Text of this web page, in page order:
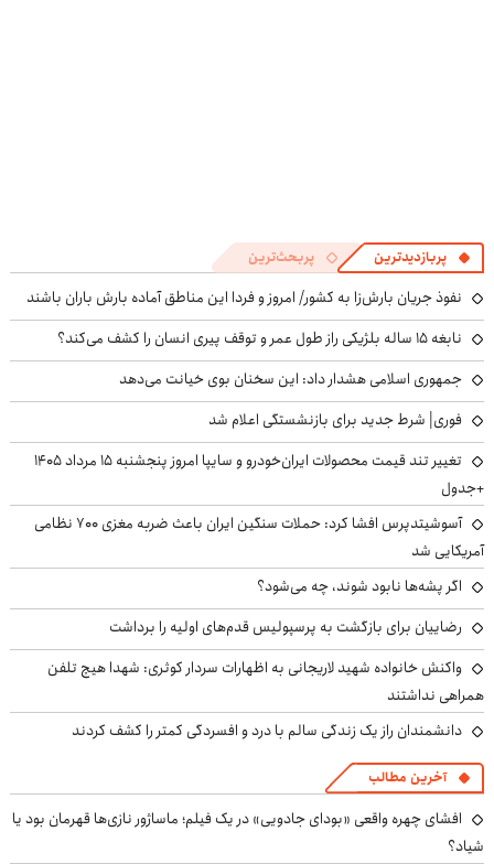
پربازدیدترین پربحث‌ترین
نفوذ جریان بارش‌زا به کشور/ امروز و فردا این مناطق آماده بارش باران باشند
نابغه ۱۵ ساله بلژیکی راز طول عمر و توقف پیری انسان را کشف می‌کند؟
جمهوری اسلامی هشدار داد: این سخنان بوی خیانت می‌دهد
فوری| شرط جدید برای بازنشستگی اعلام شد
تغییر تند قیمت محصولات ایران‌خودرو و سایپا امروز پنجشنبه ۱۵ مرداد ۱۴۰۵
+جدول
آسوشیتدپرس افشا کرد: حملات سنگین ایران باعث ضربه مغزی ۷۰۰ نظامی
آمریکایی شد
اگر پشه‌ها نابود شوند، چه می‌شود؟
رضاییان برای بازگشت به پرسپولیس قدم‌های اولیه را برداشت
واکنش خانواده شهید لاریجانی به اظهارات سردار کوثری: شهدا هیچ تلفن
همراهی نداشتند
دانشمندان راز یک زندگی سالم با درد و افسردگی کمتر را کشف کردند
آخرین مطالب
افشای چهره واقعی «بودای جادویی» در یک فیلم؛ ماساژور نازی‌ها قهرمان بود یا
شیاد؟